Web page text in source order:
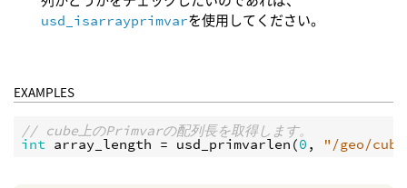
usd_isarrayprimvarを使用してください。
EXAMPLES
// cube上のPrimvarの配列長を取得します。
int array_length = usd_primvarlen(0 , "/geo/